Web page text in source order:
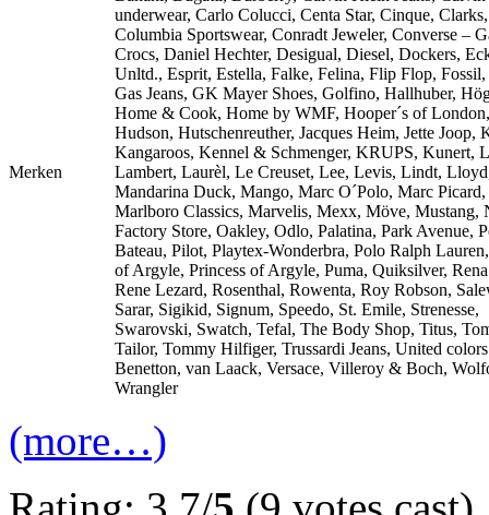
Merken
underwear, Carlo Colucci, Centa Star, Cinque, Clarks,
Columbia Sportswear, Conradt Jeweler, Converse –
Crocs, Daniel Hechter, Desigual, Diesel, Dockers,
Unltd., Esprit, Estella, Falke, Felina, Flip Flop, Fossil,
Gas Jeans, GK Mayer Shoes, Golfino, Hallhuber,
Home & Cook, Home by WMF, Hooper´s of London,
Hudson, Hutschenreuther, Jacques Heim, Jette Joop,
Kangaroos, Kennel & Schmenger, KRUPS, Kunert,
Lambert, Laurèl, Le Creuset, Lee, Levis, Lindt,
Mandarina Duck, Mango, Marc O´Polo, Marc Picard,
Marlboro Classics, Marvelis, Mexx, Möve, Mustang,
Factory Store, Oakley, Odlo, Palatina, Park Avenue,
Bateau, Pilot, Playtex-Wonderbra, Polo Ralph
of Argyle, Princess of Argyle, Puma, Quiksilver,
Rene Lezard, Rosenthal, Rowenta, Roy Robson,
Sarar, Sigikid, Signum, Speedo, St. Emile, Strenesse,
Swarovski, Swatch, Tefal, The Body Shop, Titus,
Tailor, Tommy Hilfiger, Trussardi Jeans, United
Benetton, van Laack, Versace, Villeroy & Boch,
Wrangler
(more…)